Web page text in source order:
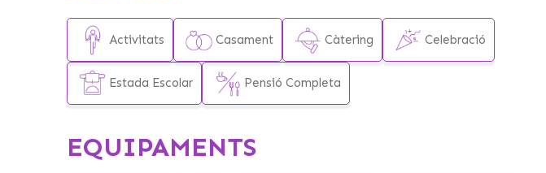
Activitats Casament Càtering Celebració
Estada Escolar Pensió Completa
EQUIPAMENTS